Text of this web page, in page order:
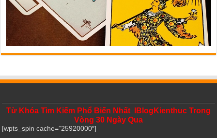
Từ Khóa Tìm Kiếm Phổ Biến Nhất IBlogKienthuc Trong
Vòng 30 Ngày Qua
[wpts_spin cache=”25920000″]